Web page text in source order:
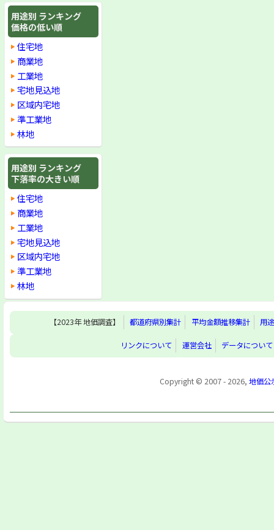
用途別 ランキング
価格の低い順
住宅地
商業地
工業地
宅地見込地
区域内宅地
準工業地
林地
用途別 ランキング
下落率の大きい順
住宅地
商業地
工業地
宅地見込地
区域内宅地
準工業地
林地
【2023年 地価調査】 都道府県別集計 平均金額推移集計 用
リンクについて 運営会社 データについて
Copyright © 2007 - 2026, 地価公